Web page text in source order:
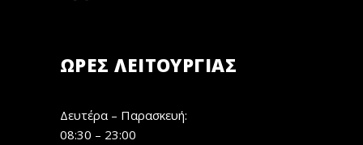
ΏΡΕΣ ΛΕΙΤΟΥΡΓΊΑΣ
Δευτέρα – Παρασκευή:
08:30 – 23:00